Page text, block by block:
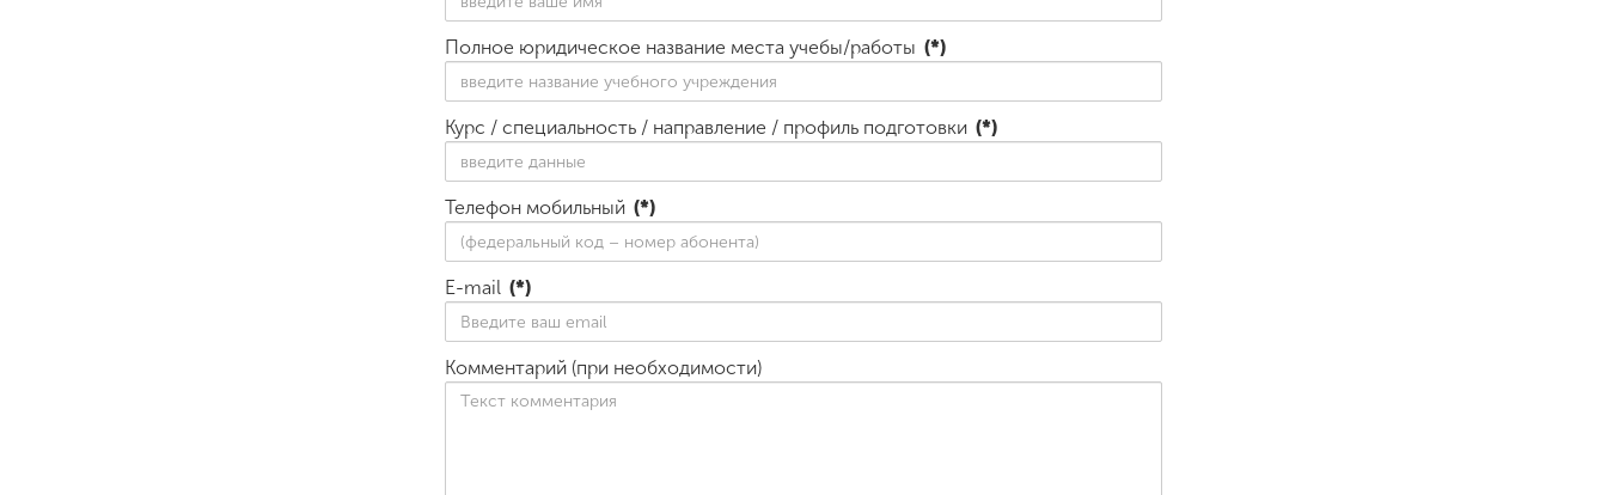
Полное юридическое название места учебы/работы (*)
Курс / специальность / направление / профиль подготовки (*)
Телефон мобильный (*)
E-mail (*)
Комментарий (при необходимости)